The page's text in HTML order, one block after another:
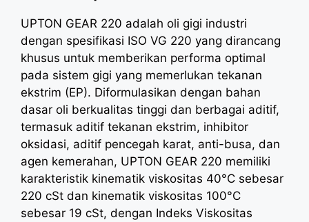
UPTON GEAR 220 adalah oli gigi industri
dengan spesifikasi ISO VG 220 yang dirancang
khusus untuk memberikan performa optimal
pada sistem gigi yang memerlukan tekanan
ekstrim (EP). Diformulasikan dengan bahan
dasar oli berkualitas tinggi dan berbagai aditif,
termasuk aditif tekanan ekstrim, inhibitor
oksidasi, aditif pencegah karat, anti-busa, dan
agen kemerahan, UPTON GEAR 220 memiliki
karakteristik kinematik viskositas 40°C sebesar
220 cSt dan kinematik viskositas 100°C
sebesar 19 cSt, dengan Indeks Viskositas